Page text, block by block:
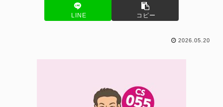
LINE コピー
2026.05.20